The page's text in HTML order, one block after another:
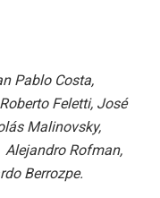
Pablo Costa,
Feletti, José
Malinovsky,
Rofman,
Berrozpe.